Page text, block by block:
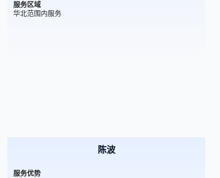
服务区域
华北范围内服务
陈波
服务优势